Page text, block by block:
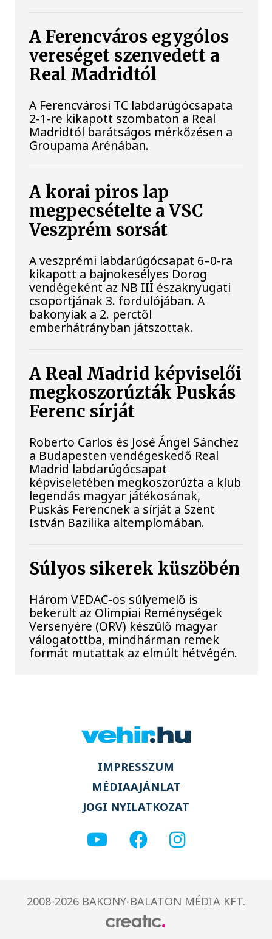
A Ferencváros egygólos
vereséget szenvedett a
Real Madridtól
A Ferencvárosi TC labdarúgócsapata
2-1-re kikapott szombaton a Real
Madridtól barátságos mérkőzésen a
Groupama Arénában.
A korai piros lap
megpecsételte a VSC
Veszprém sorsát
A veszprémi labdarúgócsapat 6–0-ra
kikapott a bajnokesélyes Dorog
vendégeként az NB III északnyugati
csoportjának 3. fordulójában. A
bakonyiak a 2. perctől
emberhátrányban játszottak.
A Real Madrid képviselői
megkoszorúzták Puskás
Ferenc sírját
Roberto Carlos és José Ángel Sánchez
a Budapesten vendégeskedő Real
Madrid labdarúgócsapat
képviseletében megkoszorúzta a klub
legendás magyar játékosának,
Puskás Ferencnek a sírját a Szent
István Bazilika altemplomában.
Súlyos sikerek küszöbén
Három VEDAC-os súlyemelő is
bekerült az Olimpiai Reménységek
Versenyére (ORV) készülő magyar
válogatottba, mindhárman remek
formát mutattak az elmúlt hétvégén.
IMPRESSZUM
MÉDIAAJÁNLAT
JOGI NYILATKOZAT
2008-2026 BAKONY-BALATON MÉDIA KFT.